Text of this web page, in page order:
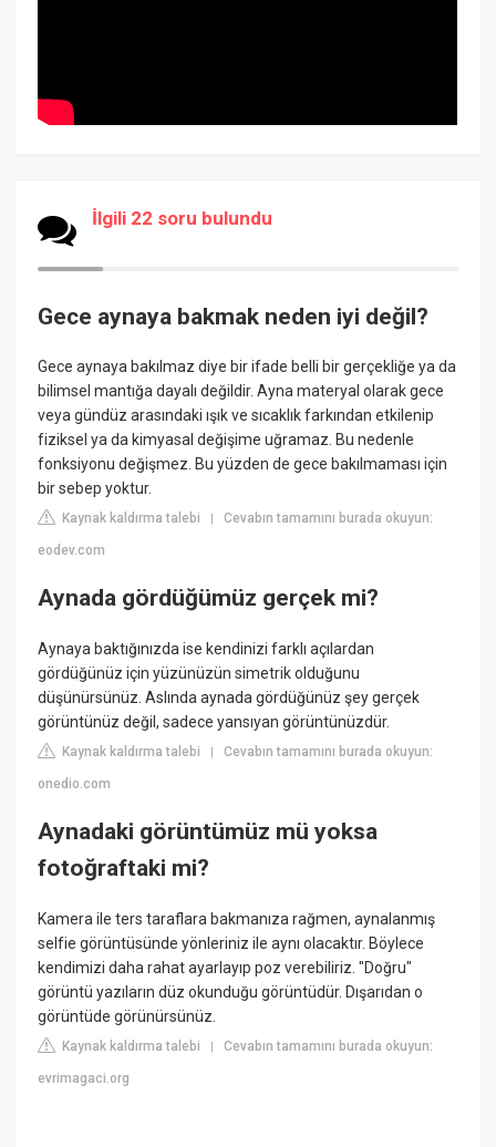
İlgili 22 soru bulundu
Gece aynaya bakmak neden iyi değil?
Gece aynaya bakılmaz diye bir ifade belli bir gerçekliğe ya da
bilimsel mantığa dayalı değildir. Ayna materyal olarak gece
veya gündüz arasındaki ışık ve sıcaklık farkından etkilenip
fiziksel ya da kimyasal değişime uğramaz. Bu nedenle
fonksiyonu değişmez. Bu yüzden de gece bakılmaması için
bir sebep yoktur.
Kaynak kaldırma talebi |Cevabın tamamını burada okuyun:
eodev.com
Aynada gördüğümüz gerçek mi?
Aynaya baktığınızda ise kendinizi farklı açılardan
gördüğünüz için yüzünüzün simetrik olduğunu
düşünürsünüz. Aslında aynada gördüğünüz şey gerçek
görüntünüz değil, sadece yansıyan görüntünüzdür.
Kaynak kaldırma talebi |Cevabın tamamını burada okuyun:
onedio.com
Aynadaki görüntümüz mü yoksa
fotoğraftaki mi?
Kamera ile ters taraflara bakmanıza rağmen, aynalanmış
selfie görüntüsünde yönleriniz ile aynı olacaktır. Böylece
kendimizi daha rahat ayarlayıp poz verebiliriz. "Doğru"
görüntü yazıların düz okunduğu görüntüdür. Dışarıdan o
görüntüde görünürsünüz.
Kaynak kaldırma talebi |Cevabın tamamını burada okuyun:
evrimagaci.org